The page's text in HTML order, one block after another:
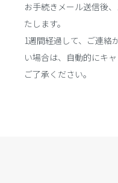
お手続きメール送信後
たします。
1週間経過して、ご連絡
い場合は、自動的にキ
ご了承ください。